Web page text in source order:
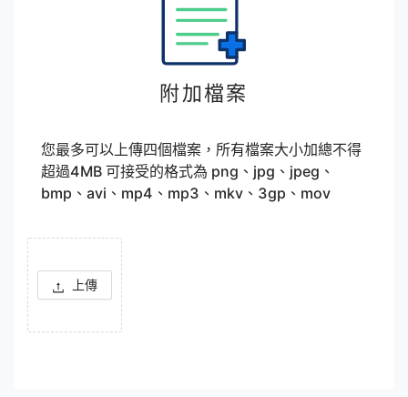
附加檔案
您最多可以上傳四個檔案，所有檔案大小加總不得
超過4MB 可接受的格式為 png、jpg、jpeg、
bmp、avi、mp4、mp3、mkv、3gp、mov
上傳